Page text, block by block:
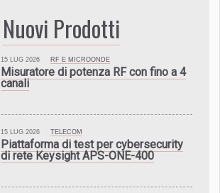
Nuovi Prodotti
15 LUG 2026 RF E MICROONDE
Misuratore di potenza RF con fino a 4
canali
15 LUG 2026 TELECOM
Piattaforma di test per cybersecurity
di rete Keysight APS-ONE-400